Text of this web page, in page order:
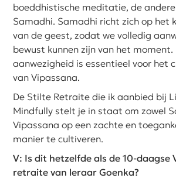
boeddhistische meditatie, de
Samadhi. Samadhi richt zich op het
van de geest, zodat we volledig
bewust kunnen zijn van het moment.
aanwezigheid is essentieel voor het
van Vipassana.
De Stilte Retraite die ik aanbied bij
Mindfully stelt je in staat om zowel
Vipassana op een zachte en
manier te cultiveren.
V: Is dit hetzelfde als de 10-daagse
retraite van leraar Goenka?